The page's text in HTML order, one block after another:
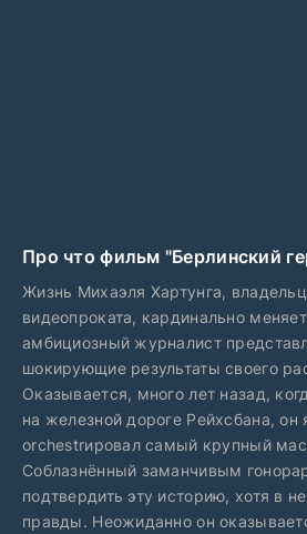
Про что фильм "Берлинский
Жизнь Михаэля Хартунга,
видеопроката, кардинально
амбициозный журналист
шокирующие результаты своего
Оказывается, много лет назад,
на железной дороге Рейхсбана, он
orchestrировал самый крупный
Соблазнённый заманчивым
подтвердить эту историю, хотя в
правды. Неожиданно он